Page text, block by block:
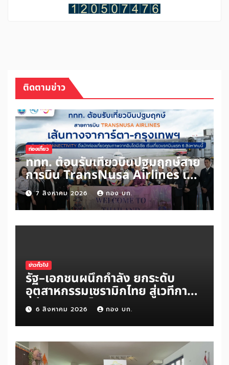
ติดตามข่าว
ท่องเที่ยว
ททท. ต้อนรับเที่ยวบินปฐมฤกษ์สาย
การบิน TransNusa Airlines เส้น
ทางจาการ์ตา-กรุงเทพฯ เสริม Air
Connectivity ดึงนักท่องเที่ยว
คุณภาพจากอินโดนีเซีย เริ่มเที่ยว
แรกบินแรก 6 สิงหาคมนี้
7 สิงหาคม 2026 กอง บก.
ข่าวทั่วไป
รัฐ–เอกชนผนึกกำลัง ยกระดับ
อุตสาหกรรมเซรามิกไทย สู่เวทีการ
แข่งขันระดับโลก
6 สิงหาคม 2026 กอง บก.